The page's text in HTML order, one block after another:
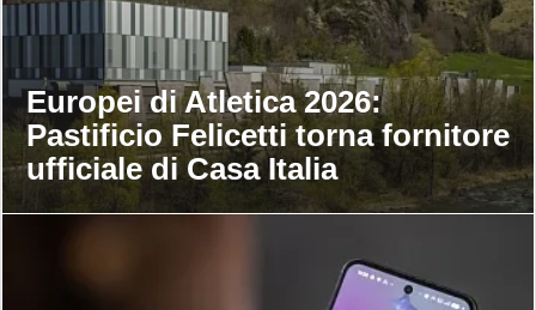
Europei di Atletica 2026:
Pastificio Felicetti torna fornitore
ufficiale di Casa Italia